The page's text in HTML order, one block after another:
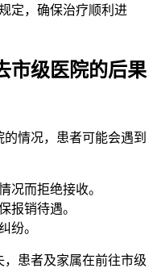
定，确保治疗顺利进
市级医院的后果
情况，患者可能会遇到
况而拒绝接收。
报销待遇。
纷。
患者及家属在前往市级